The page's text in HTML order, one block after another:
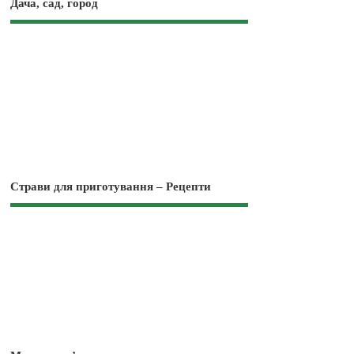
Дача, сад, город
Страви для приготування – Рецепти